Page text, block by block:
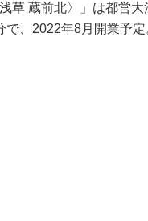
浅草 蔵前北〉」は都営
、2022年8月開業予定